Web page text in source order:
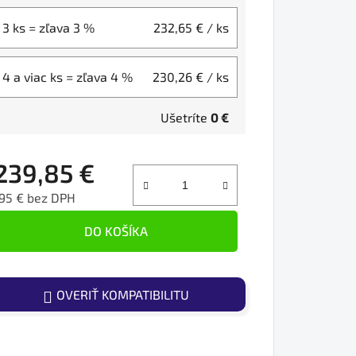
3 ks = zľava 3 % 232,65 € / ks
4 a viac ks = zľava 4 % 230,26 € / ks
Ušetríte 0 €
€
€ bez DPH
DO KOŠÍKA
OVERIŤ KOMPATIBILITU